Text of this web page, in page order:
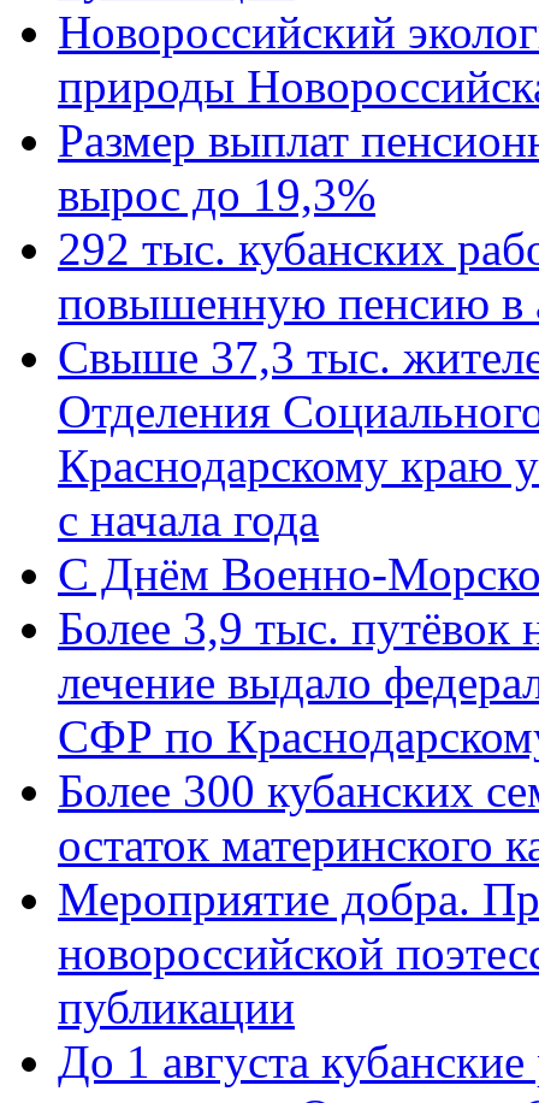
Новороссийский
природы
Размер выплат
вырос до 19,3%
292 тыс. кубанских
повышенную пенсию в
Свыше 37,3 тыс.
Отделения
Краснодарскому краю
с начала года
C Днём Военно-
Более 3,9 тыс. путёвок
лечение выдало
СФР по
Более 300 кубанских
остаток материнского
Мероприятие добра.
новороссийской
публикации
До 1 августа